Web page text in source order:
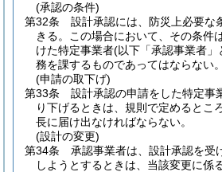
(承認の条件)
第32条
設計承認には、防災上必要な
きる。
この場合において、その条件
けた特定事業者(以下「承認事業者」
務を課するものであってはならない。
(申請の取下げ)
第33条
設計承認の申請をした特定事
り下げるときは、規則で定めるとこ
長に届け出なければならない。
(設計の変更)
第34条
承認事業者は、設計承認を受
しようとするときは、当該変更に係